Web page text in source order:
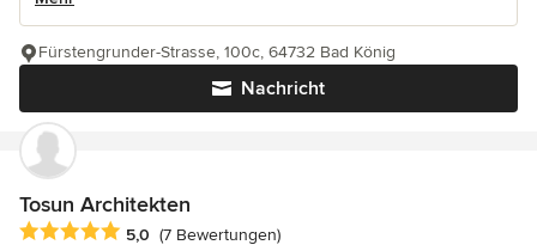
Nachricht
Fürstengrunder-Strasse, 100c, 64732 Bad König
Tosun Architekten
Durchschnittliche Bewertung: 5 von 5 Sternen
5,0 (7 Bewertungen)